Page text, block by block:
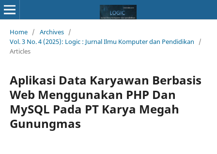
Home / Archives /
Vol. 3 No. 4 (2025): Logic : Jurnal Ilmu Komputer dan Pendidikan
/
Articles
Aplikasi Data Karyawan Berbasis
Web Menggunakan PHP Dan
MySQL Pada PT Karya Megah
Gunungmas